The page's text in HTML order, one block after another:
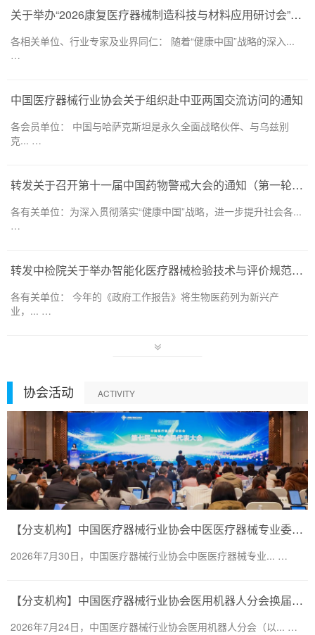
关于举办“2026康复医疗器械制造科技与材料应用研讨会”的通知
各相关单位、行业专家及业界同仁： 随着“健康中国”战略的深入...
…
中国医疗器械行业协会关于组织赴中亚两国交流访问的通知
各会员单位： 中国与哈萨克斯坦是永久全面战略伙伴、与乌兹别
克... …
转发关于召开第十一届中国药物警戒大会的通知（第一轮）——药品和医疗器械领域
各有关单位：为深入贯彻落实“健康中国”战略，进一步提升社会各...
…
转发中检院关于举办智能化医疗器械检验技术与评价规范培训班的通知
各有关单位： 今年的《政府工作报告》将生物医药列为新兴产
业，... …
协会活动 ACTIVITY
【分支机构】中国医疗器械行业协会中医医疗器械专业委员会换届会议暨第二届一次委员大会圆满召开
2026年7月30日，中国医疗器械行业协会中医医疗器械专业... …
【分支机构】中国医疗器械行业协会医用机器人分会换届会议暨医用机器人创新大会顺利召开
2026年7月24日，中国医疗器械行业协会医用机器人分会（以... …